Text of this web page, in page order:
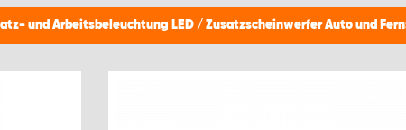
und Arbeitsbeleuchtung LED / Zusatzscheinwerfer Auto und